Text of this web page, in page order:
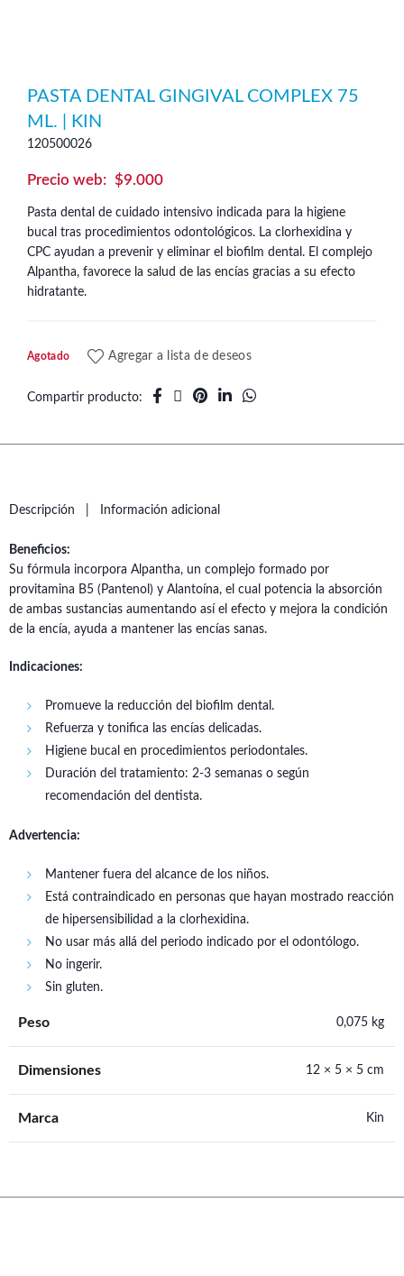
PASTA DENTAL GINGIVAL COMPLEX 75
ML. | KIN
120500026
$9.000
Pasta dental de cuidado intensivo indicada para la higiene
bucal tras procedimientos odontológicos. La clorhexidina y
CPC ayudan a prevenir y eliminar el biofilm dental. El complejo
Alpantha, favorece la salud de las encías gracias a su efecto
hidratante.
Agotado Agregar a lista de deseos
Compartir producto
Descripción Información adicional
Beneficios:
Su fórmula incorpora Alpantha, un complejo formado por
provitamina B5 (Pantenol) y Alantoína, el cual potencia la absorción
de ambas sustancias aumentando así el efecto y mejora la condición
de la encía, ayuda a mantener las encías sanas.
Indicaciones:
Promueve la reducción del biofilm dental.
Refuerza y tonifica las encías delicadas.
Higiene bucal en procedimientos periodontales.
Duración del tratamiento: 2-3 semanas o según
recomendación del dentista.
Advertencia:
Mantener fuera del alcance de los niños.
Está contraindicado en personas que hayan mostrado reacción
de hipersensibilidad a la clorhexidina.
No usar más allá del periodo indicado por el odontólogo.
No ingerir.
Sin gluten.
Peso 0,075 kg
Dimensiones 12 × 5 × 5 cm
Marca Kin